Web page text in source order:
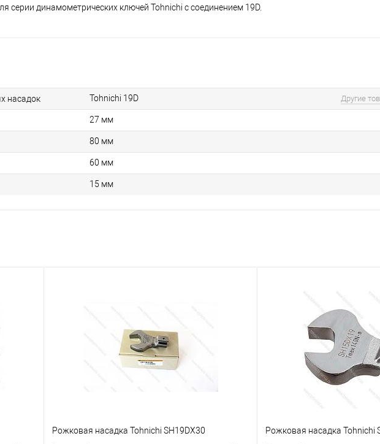
серии динамометрических ключей Tohnichi с соединением 19D.
насадок Tohnichi 19D Другие
27 мм
80 мм
60 мм
15 мм
Рожковая насадка Tohnichi SH19DX30 Рожковая насадка Tohnichi